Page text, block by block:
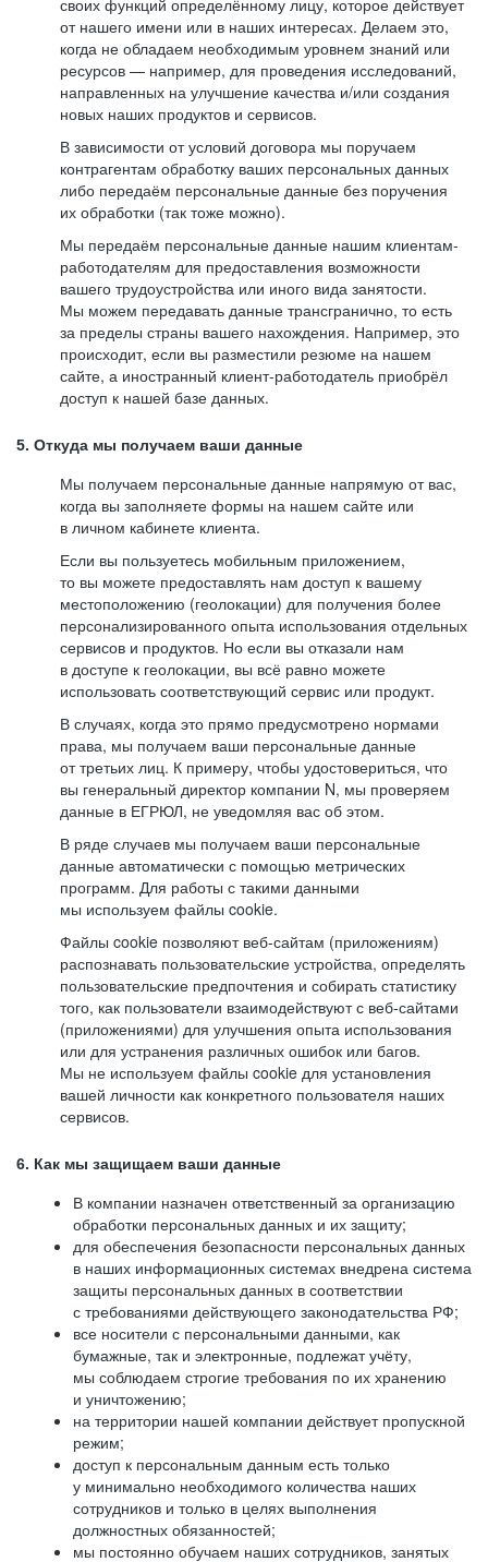
своих функций определённому лицу, которое действует
от нашего имени или в наших интересах. Делаем это,
когда не обладаем необходимым уровнем знаний или
ресурсов — например, для проведения исследований,
направленных на улучшение качества и/или создания
новых наших продуктов и сервисов.
В зависимости от условий договора мы поручаем
контрагентам обработку ваших персональных данных
либо передаём персональные данные без поручения
их обработки (так тоже можно).
Мы передаём персональные данные нашим клиентам-
работодателям для предоставления возможности
вашего трудоустройства или иного вида занятости.
Мы можем передавать данные трансгранично, то есть
за пределы страны вашего нахождения. Например, это
происходит, если вы разместили резюме на нашем
сайте, а иностранный клиент-работодатель приобрёл
доступ к нашей базе данных.
5. Откуда мы получаем ваши данные
Мы получаем персональные данные напрямую от вас,
когда вы заполняете формы на нашем сайте или
в личном кабинете клиента.
Если вы пользуетесь мобильным приложением,
то вы можете предоставлять нам доступ к вашему
местоположению (геолокации) для получения более
персонализированного опыта использования отдельных
сервисов и продуктов. Но если вы отказали нам
в доступе к геолокации, вы всё равно можете
использовать соответствующий сервис или продукт.
В случаях, когда это прямо предусмотрено нормами
права, мы получаем ваши персональные данные
от третьих лиц. К примеру, чтобы удостовериться, что
вы генеральный директор компании N, мы проверяем
данные в ЕГРЮЛ, не уведомляя вас об этом.
В ряде случаев мы получаем ваши персональные
данные автоматически с помощью метрических
программ. Для работы с такими данными
мы используем файлы cookie.
Файлы cookie позволяют веб-сайтам (приложениям)
распознавать пользовательские устройства, определять
пользовательские предпочтения и собирать статистику
того, как пользователи взаимодействуют с веб-сайтами
(приложениями) для улучшения опыта использования
или для устранения различных ошибок или багов.
Мы не используем файлы cookie для установления
вашей личности как конкретного пользователя наших
сервисов.
6. Как мы защищаем ваши данные
В компании назначен ответственный за организацию
обработки персональных данных и их защиту;
для обеспечения безопасности персональных данных
в наших информационных системах внедрена система
защиты персональных данных в соответствии
с требованиями действующего законодательства РФ;
все носители с персональными данными, как
бумажные, так и электронные, подлежат учёту,
мы соблюдаем строгие требования по их хранению
и уничтожению;
на территории нашей компании действует пропускной
режим;
доступ к персональным данным есть только
у минимально необходимого количества наших
сотрудников и только в целях выполнения
должностных обязанностей;
мы постоянно обучаем наших сотрудников, занятых